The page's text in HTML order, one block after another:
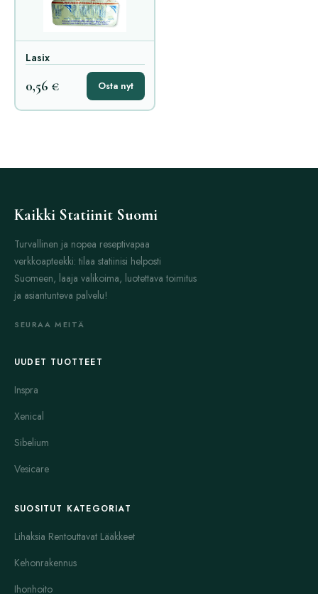
Lasix
0,56 € Osta nyt
Kaikki Statiinit Suomi
Turvallinen ja nopea reseptivapaa
verkkoapteekki: tilaa statiinisi helposti
Suomeen, laaja valikoima, luotettava toimitus
ja asiantunteva palvelu!
SEURAA MEITÄ
UUDET TUOTTEET
Inspra
Xenical
Sibelium
Vesicare
SUOSITUT KATEGORIAT
Lihaksia Rentouttavat Lääkkeet
Kehonrakennus
Ihonhoito